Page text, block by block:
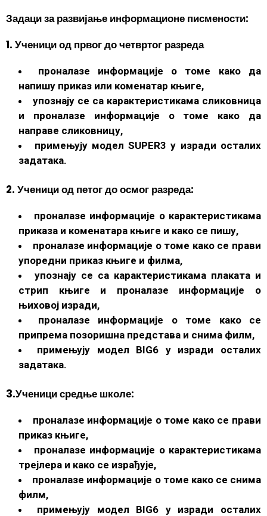
Задаци за развијање информационе писмености:
1. Ученици од првог до четвртог разреда
проналазе информације о томе како да
напишу приказ или коменатар књиге,
упознају се са карактеристикама сликовница
и проналазе информације о томе како да
направе сликовницу,
примењују модел SUPER3 у изради осталих
задатака.
2. Ученици од петог до осмог разреда:
проналазе информације о карактеристикама
приказа и коменатара књиге и како се пишу,
проналазе информације о томе како се прави
упоредни приказ књиге и филма,
упознају се са карактеристикама плаката и
стрип књиге и проналазе информације о
њиховој изради,
проналазе информације о томе како се
припрема позоришна представа и снима филм,
примењују модел BIG6 у изради осталих
задатака.
3.Ученици средње школе:
проналазе информације о томе како се прави
приказ књиге,
проналазе информације о карактеристикама
трејлера и како се израђује,
проналазе информације о томе како се снима
филм,
примењују модел BIG6 у изради осталих